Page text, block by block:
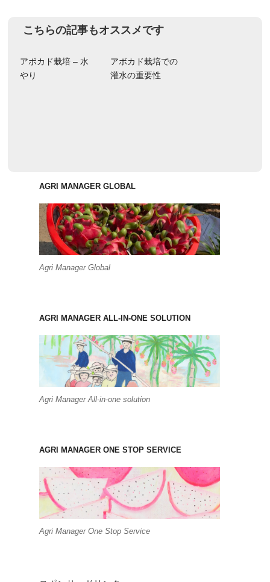
こちらの記事もオススメです
アボカド栽培 – 水
やり
アボカド栽培での
灌水の重要性
AGRI MANAGER GLOBAL
Agri Manager Global
AGRI MANAGER ALL-IN-ONE SOLUTION
Agri Manager All-in-one solution
AGRI MANAGER ONE STOP SERVICE
Agri Manager One Stop Service